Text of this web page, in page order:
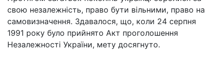
свою незалежність, право бути вільними, право на
самовизначення. Здавалося, що, коли 24 серпня
1991 року було прийнято Акт проголошення
Незалежності України, мету досягнуто.